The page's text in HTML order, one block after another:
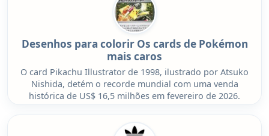
Desenhos para colorir Os cards de Pokémon
mais caros
O card Pikachu Illustrator de 1998, ilustrado por Atsuko
Nishida, detém o recorde mundial com uma venda
histórica de US$ 16,5 milhões em fevereiro de 2026.